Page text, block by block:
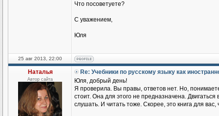
Что посоветуете?
С уважением,
Юля
25 авг 2013, 22:00
Наталья
Автор сайта
Re: Учебники по русскому языку как
Юля, добрый день!
Я проверила. Вы правы, ответов нет. Но,
стоит. Она для этого не предназначена.
слушать. И читать тоже. Скорее, это книга для